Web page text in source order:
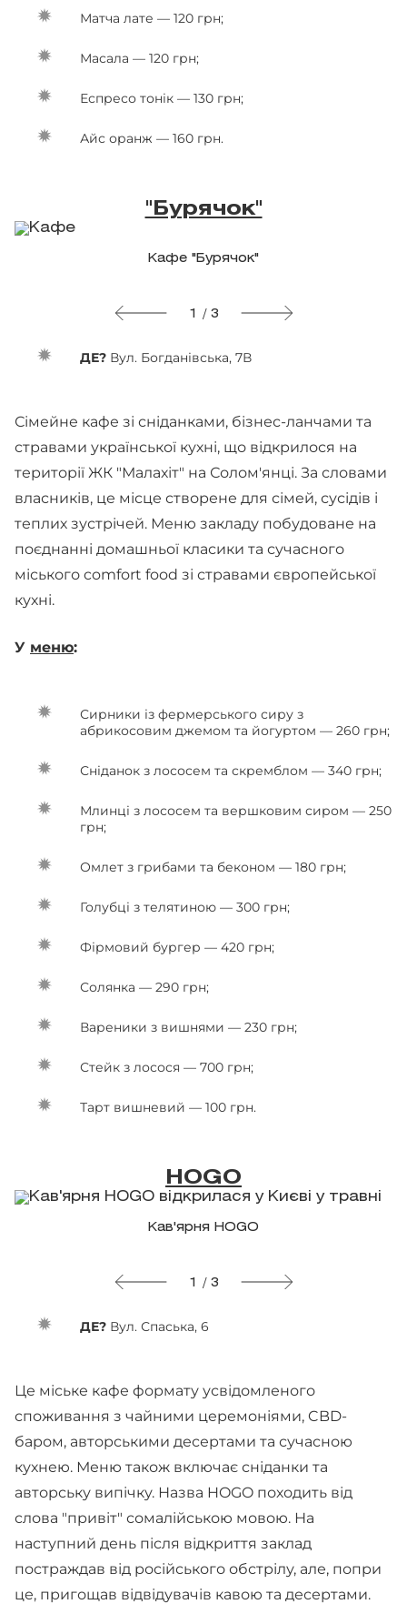
Матча лате — 120 грн;
Масала — 120 грн;
Еспресо тонік — 130 грн;
Айс оранж — 160 грн.
"Бурячок"
Кафе "Бурячок"
1 / 3
ДЕ? Вул. Богданівська, 7В
Сімейне кафе зі сніданками, бізнес-ланчами та
стравами української кухні, що відкрилося на
території ЖК "Малахіт" на Солом'янці. За словами
власників, це місце створене для сімей, сусідів і
теплих зустрічей. Меню закладу побудоване на
поєднанні домашньої класики та сучасного
міського comfort food зі стравами європейської
кухні.
У меню:
Сирники із фермерського сиру з
абрикосовим джемом та йогуртом — 260 грн;
Сніданок з лососем та скремблом — 340 грн;
Млинці з лососем та вершковим сиром — 250
грн;
Омлет з грибами та беконом — 180 грн;
Голубці з телятиною — 300 грн;
Фірмовий бургер — 420 грн;
Солянка — 290 грн;
Вареники з вишнями — 230 грн;
Стейк з лосося — 700 грн;
Тарт вишневий — 100 грн.
HOGO
Кав'ярня HOGO
1 / 3
ДЕ? Вул. Спаська, 6
Це міське кафе формату усвідомленого
споживання з чайними церемоніями, CBD-
баром, авторськими десертами та сучасною
кухнею. Меню також включає сніданки та
авторську випічку. Назва HOGO походить від
слова "привіт" сомалійською мовою. На
наступний день після відкриття заклад
постраждав від російського обстрілу, але, попри
це, пригощав відвідувачів кавою та десертами.